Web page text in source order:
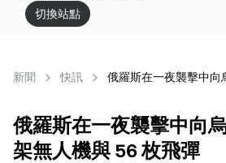
切換站點
新聞 快訊 俄羅斯在一夜襲擊中向
俄羅斯在一夜襲擊中向
架無人機與 56 枚飛彈